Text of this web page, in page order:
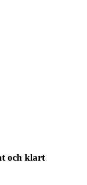
och klart